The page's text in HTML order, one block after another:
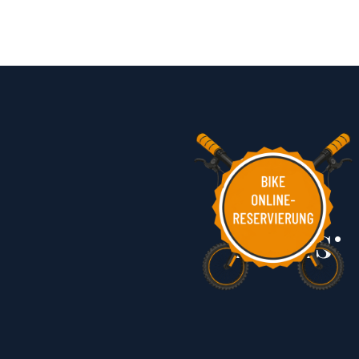
Links: